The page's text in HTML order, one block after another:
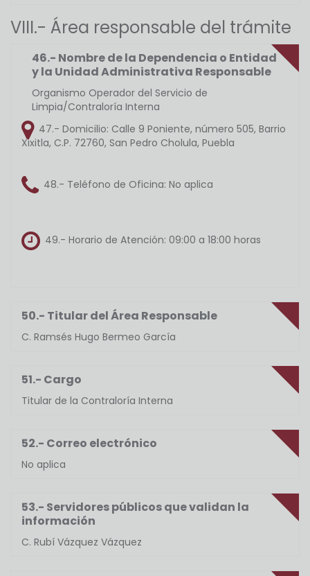
VIII.- Área responsable del trámite
46.- Nombre de la Dependencia o Entidad
y la Unidad Administrativa Responsable
Organismo Operador del Servicio de
Limpia/Contraloría Interna
47.- Domicilio: Calle 9 Poniente, número 505, Barrio
Xixitla, C.P. 72760, San Pedro Cholula, Puebla
48.- Teléfono de Oficina: No aplica
49.- Horario de Atención: 09:00 a 18:00 horas
50.- Titular del Área Responsable
C. Ramsés Hugo Bermeo García
51.- Cargo
Titular de la Contraloría Interna
52.- Correo electrónico
No aplica
53.- Servidores públicos que validan la
información
C. Rubí Vázquez Vázquez